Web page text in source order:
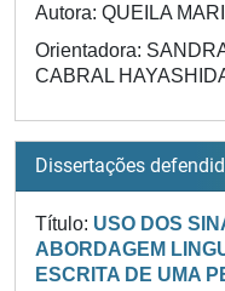
Autora: QUEILA
Orientadora:
CABRAL
Dissertações
Título: USO DOS
ABORDAGEM
ESCRITA DE UMA